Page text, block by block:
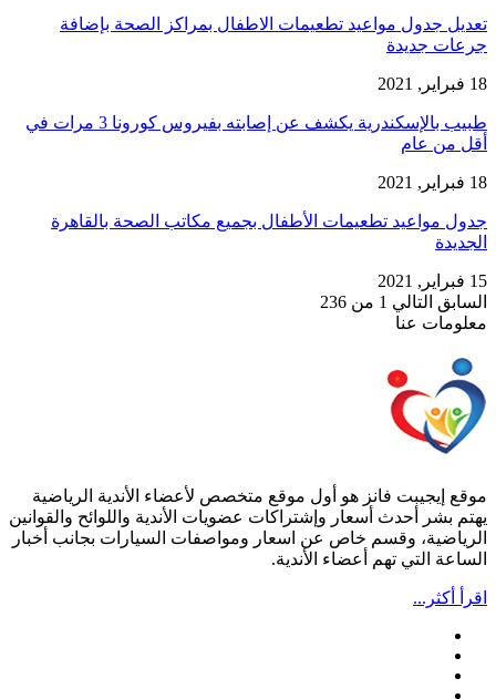
تعديل جدول مواعيد تطعيمات الاطفال بمراكز الصحة بإضافة
جرعات جديدة
18 فبراير, 2021
طبيب بالإسكندرية يكشف عن إصابته بفيروس كورونا 3 مرات في
أقل من عام
18 فبراير, 2021
جدول مواعيد تطعيمات الأطفال بجميع مكاتب الصحة بالقاهرة
الجديدة
15 فبراير, 2021
السابق التالي 1 من 236
معلومات عنا
موقع إيجيبت فانز هو أول موقع متخصص لأعضاء الأندية الرياضية
يهتم بشر أحدث أسعار وإشتراكات عضويات الأندية واللوائح والقوانين
الرياضية، وقسم خاص عن اسعار ومواصفات السيارات بجانب أخبار
الساعة التي تهم أعضاء الأندية.
اقرأ أكثر...